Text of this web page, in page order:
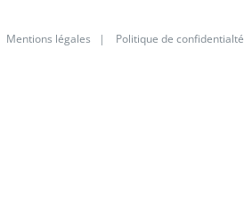
Mentions légales | Politique de confidentialté